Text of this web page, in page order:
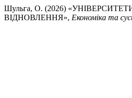
Шульга, О. (2026)
ВІДНОВЛЕННЯ», Економіка та